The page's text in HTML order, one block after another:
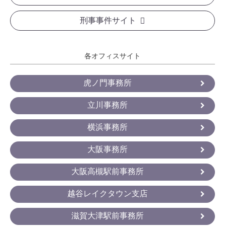
刑事事件サイト
各オフィスサイト
虎ノ門事務所
立川事務所
横浜事務所
大阪事務所
大阪高槻駅前事務所
越谷レイクタウン支店
滋賀大津駅前事務所